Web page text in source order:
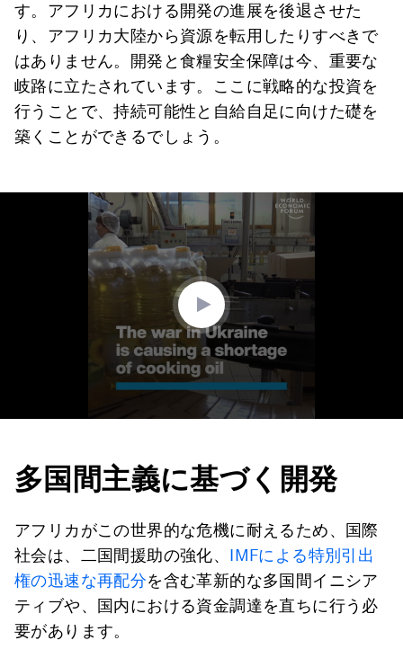
す。アフリカにおける開発の進展を後退させた
り、アフリカ大陸から資源を転用したりすべきで
はありません。開発と食糧安全保障は今、重要な
岐路に立たされています。ここに戦略的な投資を
行うことで、持続可能性と自給自足に向けた礎を
築くことができるでしょう。
多国間主義に基づく開発
アフリカがこの世界的な危機に耐えるため、国際
社会は、二国間援助の強化、 IMFによる特別引出
権の迅速な再配分を含む革新的な多国間イニシア
ティブや、国内における資金調達を直ちに行う必
要があります。